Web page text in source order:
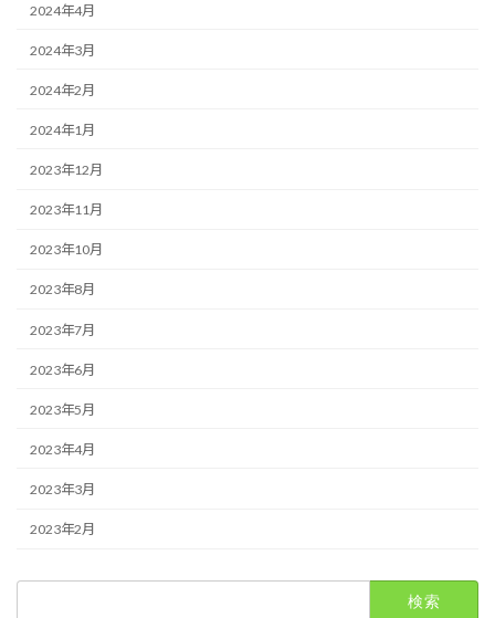
2024年4月
2024年3月
2024年2月
2024年1月
2023年12月
2023年11月
2023年10月
2023年8月
2023年7月
2023年6月
2023年5月
2023年4月
2023年3月
2023年2月